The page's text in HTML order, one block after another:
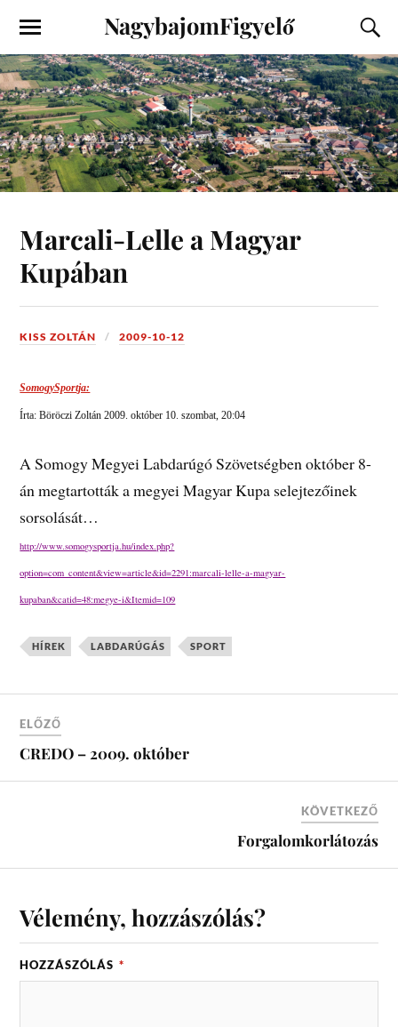
NagybajomFigyelő
Marcali-Lelle a Magyar
Kupában
KISS ZOLTÁN 2009-10-12
SomogySportja:
Írta: Böröczi Zoltán 2009. október 10. szombat, 20:04
A Somogy Megyei Labdarúgó Szövetségben október 8-
án megtartották a megyei Magyar Kupa selejtezőinek
sorsolását…
http://www.somogysportja.hu/index.php?
option=com_content&view=article&id=2291:marcali-lelle-a-magyar-
kupaban&catid=48:megye-i&Itemid=109
HÍREK LABDARÚGÁS SPORT
ELŐZŐ
CREDO – 2009. október
KÖVETKEZŐ
Forgalomkorlátozás
Vélemény, hozzászólás?
HOZZÁSZÓLÁS *